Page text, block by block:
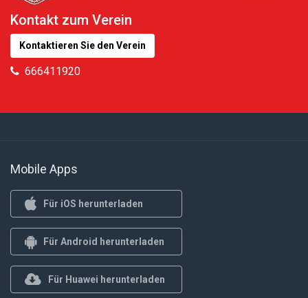
Kontakt zum Verein
Kontaktieren Sie den Verein
666411920
Mobile Apps
Für iOS herunterladen
Für Android herunterladen
Für Huawei herunterladen